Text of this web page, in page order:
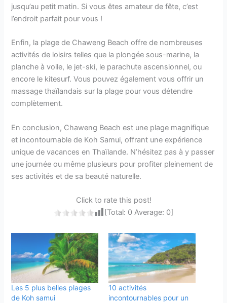
jusqu’au petit matin. Si vous êtes amateur de fête, c’est
l’endroit parfait pour vous !
Enfin, la plage de Chaweng Beach offre de nombreuses
activités de loisirs telles que la plongée sous-marine, la
planche à voile, le jet-ski, le parachute ascensionnel, ou
encore le kitesurf. Vous pouvez également vous offrir un
massage thaïlandais sur la plage pour vous détendre
complètement.
En conclusion, Chaweng Beach est une plage magnifique
et incontournable de Koh Samui, offrant une expérience
unique de vacances en Thaïlande. N’hésitez pas à y passer
une journée ou même plusieurs pour profiter pleinement de
ses activités et de sa beauté naturelle.
Click to rate this post!
[Total: 0 Average: 0]
Les 5 plus belles plages
de Koh samui
10 activités
incontournables pour un